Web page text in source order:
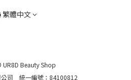
繁體中文
Beauty Shop
公司 統一編號：84100812